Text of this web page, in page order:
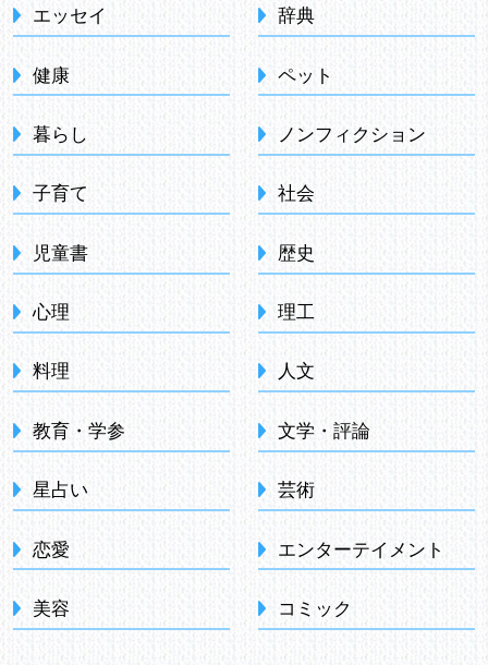
エッセイ
健康
暮らし
子育て
児童書
心理
料理
教育・学参
星占い
恋愛
美容
辞典
ペット
ノンフィクション
社会
歴史
理工
人文
文学・評論
芸術
エンターテイメント
コミック